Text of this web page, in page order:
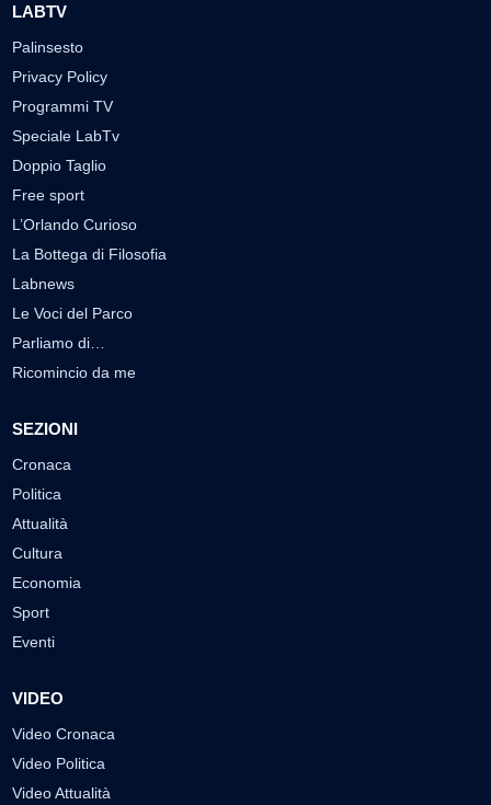
LABTV
Palinsesto
Privacy Policy
Programmi TV
Speciale LabTv
Doppio Taglio
Free sport
L’Orlando Curioso
La Bottega di Filosofia
Labnews
Le Voci del Parco
Parliamo di…
Ricomincio da me
SEZIONI
Cronaca
Politica
Attualità
Cultura
Economia
Sport
Eventi
VIDEO
Video Cronaca
Video Politica
Video Attualità